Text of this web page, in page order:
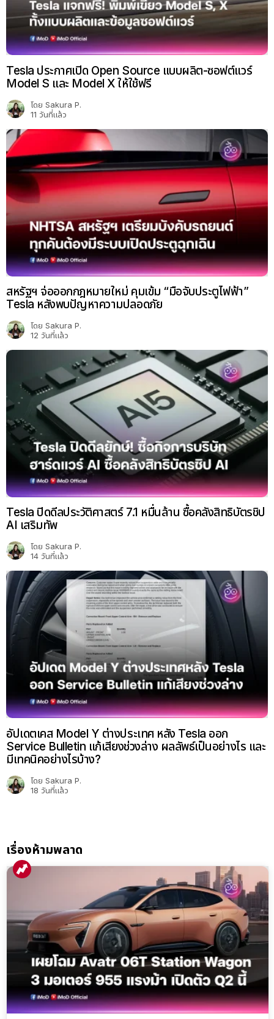
Tesla ประกาศเปิด Open Source แบบผลิต-ซอฟต์แวร์
Model S และ Model X ให้ใช้ฟรี
โดย Sakura P.
11 วันที่แล้ว
สหรัฐฯ จ่อออกกฎหมายใหม่ คุมเข้ม “มือจับประตูไฟฟ้า”
Tesla หลังพบปัญหาความปลอดภัย
โดย Sakura P.
12 วันที่แล้ว
Tesla ปิดดีลประวัติศาสตร์ 7.1 หมื่นล้าน ซื้อคลังสิทธิบัตรชิป
AI เสริมทัพ
โดย Sakura P.
14 วันที่แล้ว
อัปเดตเคส Model Y ต่างประเทศ หลัง Tesla ออก
Service Bulletin แก้เสียงช่วงล่าง ผลลัพธ์เป็นอย่างไร และ
มีเทคนิคอย่างไรบ้าง?
โดย Sakura P.
18 วันที่แล้ว
เรื่องห้ามพลาด